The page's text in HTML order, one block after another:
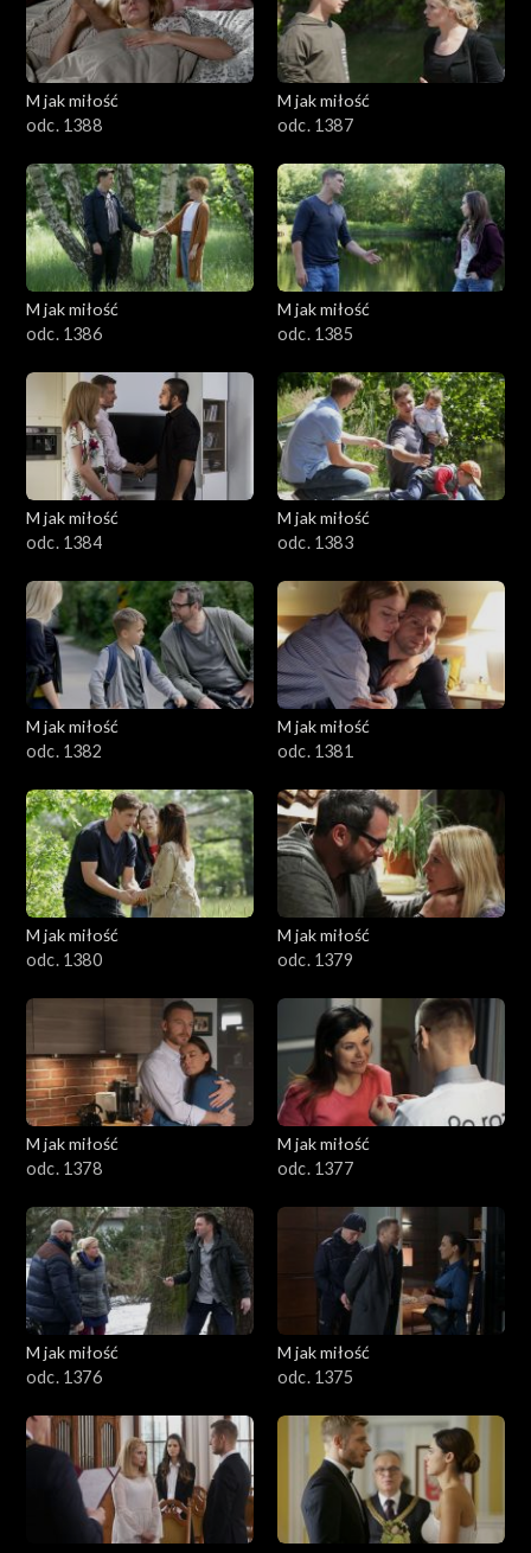
M jak miłość
odc. 1388
M jak miłość
odc. 1387
M jak miłość
odc. 1386
M jak miłość
odc. 1385
M jak miłość
odc. 1384
M jak miłość
odc. 1383
M jak miłość
odc. 1382
M jak miłość
odc. 1381
M jak miłość
odc. 1380
M jak miłość
odc. 1379
M jak miłość
odc. 1378
M jak miłość
odc. 1377
M jak miłość
odc. 1376
M jak miłość
odc. 1375